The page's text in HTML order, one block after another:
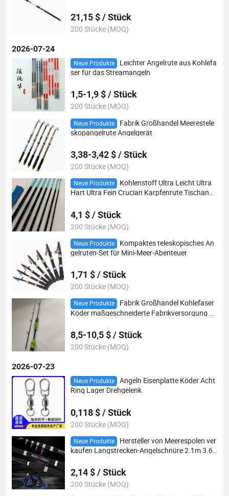
21,15 $ / Stück
200 Stücke (MOQ)
2026-07-24
Neue Produkte
Leichter Angelrute aus Kohlefa
ser für das Streamangeln
1,5-1,9 $ / Stück
200 Stücke (MOQ)
Neue Produkte
Fabrik Großhandel Meerestele
skopangelrute Angelgerät
3,38-3,42 $ / Stück
200 Stücke (MOQ)
Neue Produkte
Kohlenstoff Ultra Leicht Ultra
Hart Ultra Fein Crucian Karpfenrute Tischange
4,1 $ / Stück
200 Stücke (MOQ)
Neue Produkte
Kompaktes teleskopisches An
gelruten-Set für Mini-Meer-Abenteuer
1,71 $ / Stück
200 Stücke (MOQ)
Neue Produkte
Fabrik Großhandel Kohlefaser
Köder maßgeschneiderte Fabrikversorgung A
8,5-10,5 $ / Stück
200 Stücke (MOQ)
2026-07-23
Neue Produkte
Angeln Eisenplatte Köder Acht
Ring Lager Drehgelenk
0,118 $ / Stück
200 Stücke (MOQ)
Neue Produkte
Hersteller von Meerespolen ver
kaufen Langstrecken-Angelschnüre 2.1m 3.6
2,14 $ / Stück
200 Stücke (MOQ)